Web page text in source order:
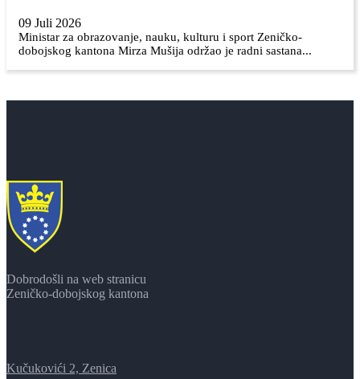
09 Juli 2026
Ministar za obrazovanje, nauku, kulturu i sport Zeničko-
dobojskog kantona Mirza Mušija održao je radni sastana...
Dobrodošli na web stranicu
Zeničko-dobojskog kantona
Kučukovići 2, Zenica